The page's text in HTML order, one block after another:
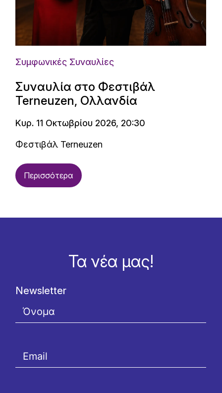
Συμφωνικές Συναυλίες
Συναυλία στο Φεστιβάλ
Terneuzen, Ολλανδία
Κυρ. 11 Οκτωβρίου 2026, 20:30
Φεστιβάλ Terneuzen
Περισσότερα
Τα νέα μας!
Newsletter